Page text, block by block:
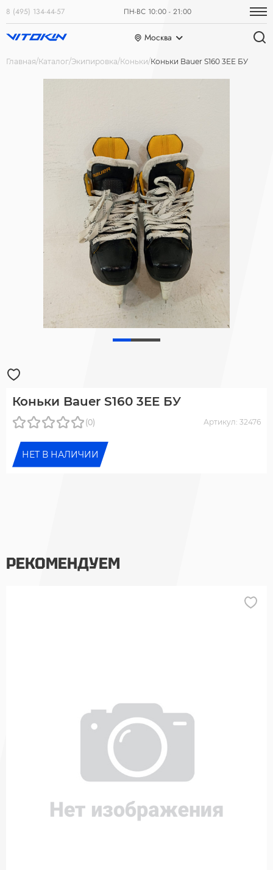
8 (495) 134-44-57 ПН-ВС 10:00 - 21:00
Москва
Главная Каталог Экипировка Коньки Коньки Bauer S160 3EE БУ
Коньки Bauer S160 3EE БУ
(0) Артикул: 32476
НЕТ В НАЛИЧИИ
РЕКОМЕНДУЕМ